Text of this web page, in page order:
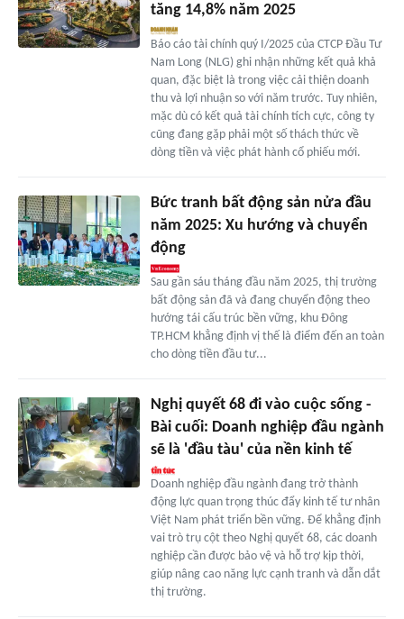
tăng 14,8% năm 2025
Báo cáo tài chính quý I/2025 của CTCP Đầu Tư
Nam Long (NLG) ghi nhận những kết quả khả
quan, đặc biệt là trong việc cải thiện doanh
thu và lợi nhuận so với năm trước. Tuy nhiên,
mặc dù có kết quả tài chính tích cực, công ty
cũng đang gặp phải một số thách thức về
dòng tiền và việc phát hành cổ phiếu mới.
Bức tranh bất động sản nửa đầu
năm 2025: Xu hướng và chuyển
động
Sau gần sáu tháng đầu năm 2025, thị trường
bất động sản đã và đang chuyển động theo
hướng tái cấu trúc bền vững, khu Đông
TP.HCM khẳng định vị thế là điểm đến an toàn
cho dòng tiền đầu tư...
Nghị quyết 68 đi vào cuộc sống -
Bài cuối: Doanh nghiệp đầu ngành
sẽ là 'đầu tàu' của nền kinh tế
Doanh nghiệp đầu ngành đang trở thành
động lực quan trọng thúc đẩy kinh tế tư nhân
Việt Nam phát triển bền vững. Để khẳng định
vai trò trụ cột theo Nghị quyết 68, các doanh
nghiệp cần được bảo vệ và hỗ trợ kịp thời,
giúp nâng cao năng lực cạnh tranh và dẫn dắt
thị trường.